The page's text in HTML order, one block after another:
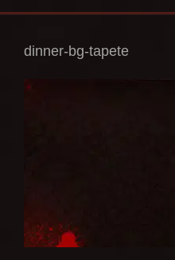
dinner-bg-tapete